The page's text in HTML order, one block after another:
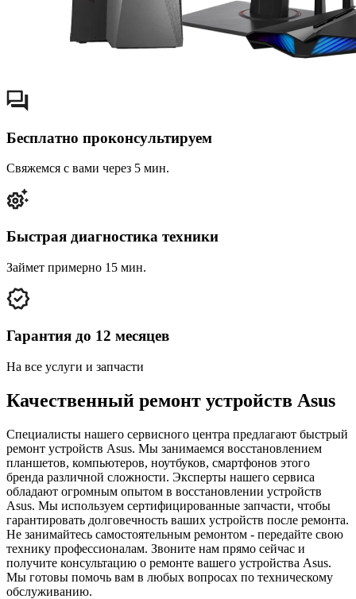
Бесплатно проконсультируем
Свяжемся с вами через 5 мин.
Быстрая диагностика техники
Займет примерно 15 мин.
Гарантия до 12 месяцев
На все услуги и запчасти
Качественный ремонт устройств Asus
Специалисты нашего сервисного центра предлагают быстрый
ремонт устройств Asus. Мы занимаемся восстановлением
планшетов, компьютеров, ноутбуков, смартфонов этого
бренда различной сложности. Эксперты нашего сервиса
обладают огромным опытом в восстановлении устройств
Asus. Мы используем сертифицированные запчасти, чтобы
гарантировать долговечность ваших устройств после ремонта.
Не занимайтесь самостоятельным ремонтом - передайте свою
технику профессионалам. Звоните нам прямо сейчас и
получите консультацию о ремонте вашего устройства Asus.
Мы готовы помочь вам в любых вопросах по техническому
обслуживанию.